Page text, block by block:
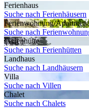
Ferienhaus
Suche nach Ferienhäusern
Ferienwohnung/Apartment
Suche nach
Ferienhütte
Suche nach Ferienhütten
Landhaus
Suche nach Landhäusern
Villa
Suche nach Villen
Chalet
Suche nach Chalets